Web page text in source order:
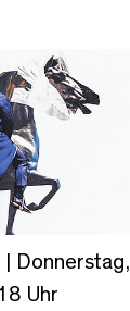
| Donnerstag,
Uhr